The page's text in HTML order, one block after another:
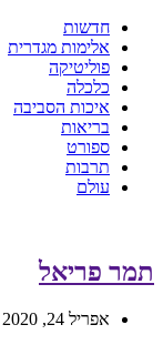
חדשות
אלימות מגדרית
פוליטיקה
כלכלה
איכות הסביבה
בריאות
ספורט
תרבות
עולם
תמר פריאל
אפריל 24, 2020